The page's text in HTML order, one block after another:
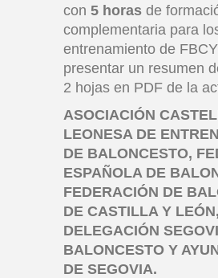
con 5 horas de
complementaria para
entrenamiento de
presentar un resumen
2 hojas en PDF de la
ASOCIACIÓN
LEONESA DE
DE BALONCESTO,
ESPAÑOLA DE
FEDERACIÓN DE
DE CASTILLA Y LEÓN,
DELEGACIÓN
BALONCESTO Y
DE SEGOVIA.